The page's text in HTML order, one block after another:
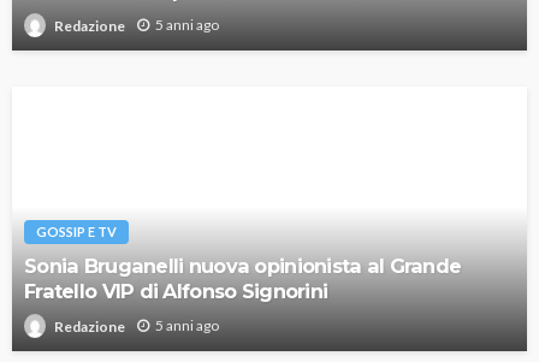
Redazione 5 anni ago
GOSSIP E TV
Sonia Bruganelli nuova opinionista al Grande
Fratello VIP di Alfonso Signorini
Redazione 5 anni ago